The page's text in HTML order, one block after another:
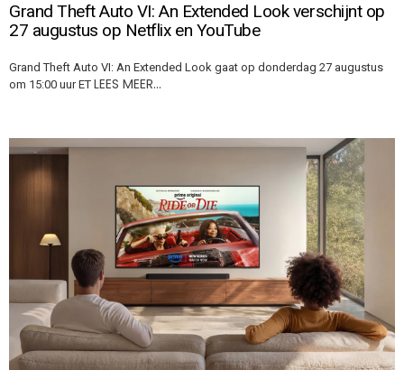
Grand Theft Auto VI: An Extended Look verschijnt op
27 augustus op Netflix en YouTube
Grand Theft Auto VI: An Extended Look gaat op donderdag 27 augustus
om 15:00 uur ET LEES MEER…